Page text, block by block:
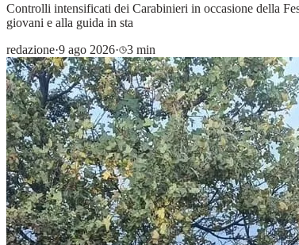
Controlli intensificati dei Carabinieri in occasione della
giovani e alla guida in sta
redazione·9 ago 2026· 3 min